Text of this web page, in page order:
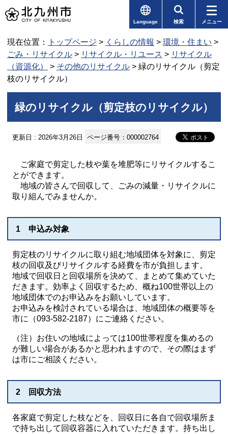
Language 検索 メニュー
現在位置： トップページ > くらしの情報 > 環境・住まい >
ごみ・リサイクル > リサイクル・リユース > リサイクル
（資源化）
> その他のリサイクル > 緑のリサイクル（剪定
枝のリサイクル）
緑のリサイクル（剪定枝のリサイクル）
更新日 : 2026年3月26日 ページ番号：000002764
ご家庭で剪定した枝や葉を堆肥等にリサイクルするこ
とができます。
地域の皆さんで回収して、ごみの減量・リサイクルに
取り組んでみませんか。
1 申込み対象
剪定枝のリサイクルに取り組む地域団体を対象に、剪定
枝の回収及びリサイクルする経費を市が負担します。
地域で回収日と回収場所を決めて、まとめて集めていた
だきます。効率よく回収するため、概ね100世帯以上の
地域団体でのお申込みをお願いしています。
お申込みを検討されている場合は、地域団体の概要等を
市に（093-582-2187）にご連絡ください。
（注）お住いの地域によっては100世帯程度を集めるの
が難しい場合があるかと思われますので、その際はまず
は市にご相談ください。
2 回収方法
各家庭で剪定した枝などを、回収日に各自で回収場所ま
で持ち出して回収容器に入れていただきます。持ち出し